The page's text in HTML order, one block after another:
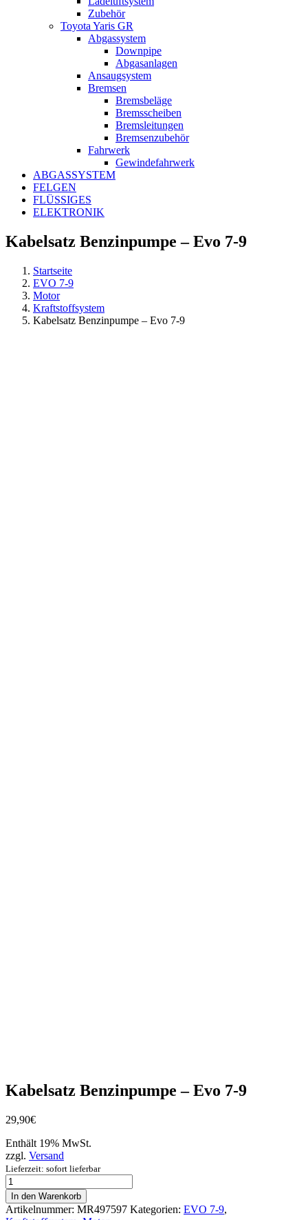
Zubehör
Toyota Yaris GR
Abgassystem
Downpipe
Abgasanlagen
Ansaugsystem
Bremsen
Bremsbeläge
Bremsscheiben
Bremsleitungen
Bremsenzubehör
Fahrwerk
Gewindefahrwerk
ABGASSYSTEM
FELGEN
FLÜSSIGES
ELEKTRONIK
Kabelsatz Benzinpumpe – Evo 7-9
Startseite
EVO 7-9
Motor
Kraftstoffsystem
Kabelsatz Benzinpumpe – Evo 7-9
Kabelsatz Benzinpumpe – Evo 7-9
29,90€
Enthält 19% MwSt.
zzgl. Versand
Lieferzeit: sofort lieferbar
Kabelsatz
Benzinpumpe
-
Evo
In den Warenkorb
Artikelnummer: MR497597 Kategorien: EVO 7-9,